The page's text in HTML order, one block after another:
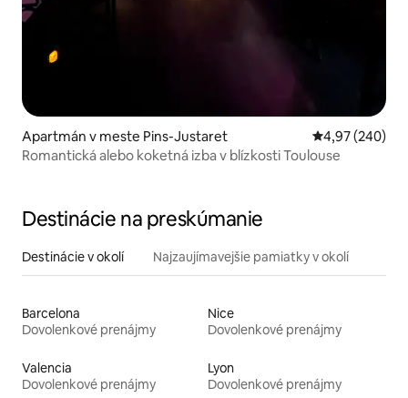
Apartmán v meste Pins-Justaret Priemerné
4,97 (240)
Romantická alebo koketná izba v blízkosti Toulouse
Destinácie na preskúmanie
Destinácie v okolí Najzaujímavejšie pamiatky v okolí
Barcelona
Dovolenkové prenájmy
Nice
Dovolenkové prenájmy
Valencia
Dovolenkové prenájmy
Lyon
Dovolenkové prenájmy